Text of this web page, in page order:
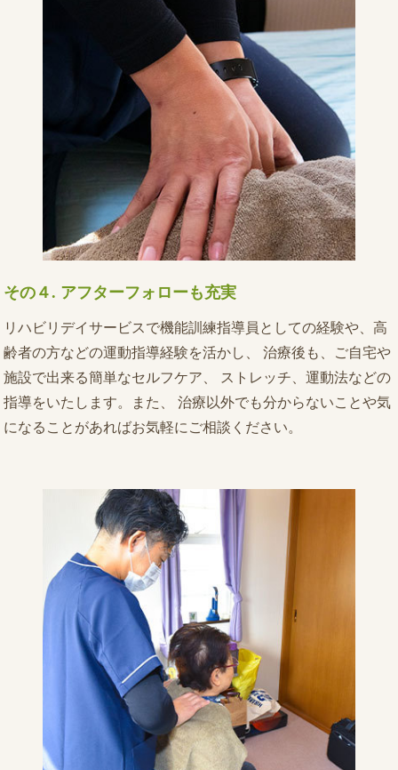
その４. アフターフォローも充実
リハビリデイサービスで機能訓練指導員としての経験や、高
齢者の方などの運動指導経験を活かし、 治療後も、ご自宅や
施設で出来る簡単なセルフケア、 ストレッチ、運動法などの
指導をいたします。また、 治療以外でも分からないことや気
になることがあればお気軽にご相談ください。